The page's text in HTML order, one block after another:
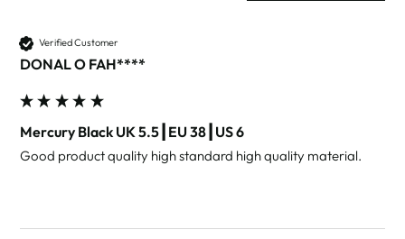
Verified Customer
DONAL O FAH****
Mercury Black UK 5.5┃EU 38┃US 6
Good product quality high standard high quality material.